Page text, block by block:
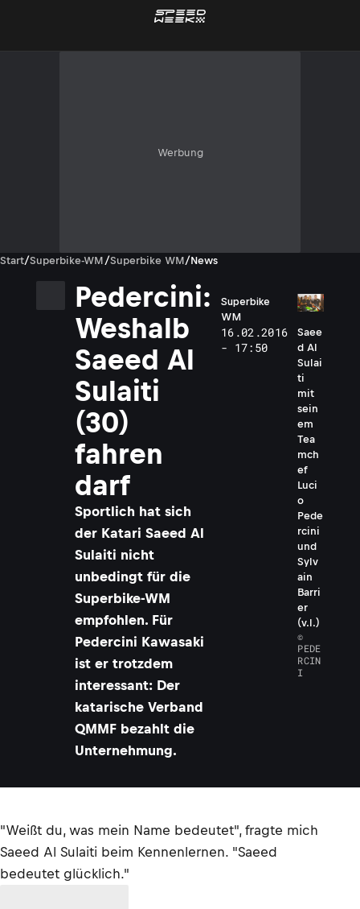
Werbung
Start/Superbike-WM /Superbike WM/News
Pedercini:
Weshalb
Saeed Al
Sulaiti
(30)
fahren
darf
Sportlich hat sich
der Katari Saeed Al
Sulaiti nicht
unbedingt für die
Superbike-WM
empfohlen. Für
Pedercini Kawasaki
ist er trotzdem
interessant: Der
katarische Verband
QMMF bezahlt die
Unternehmung.
Superbike
WM
16.02.2016
- 17:50
Saee
d Al
Sulai
ti
mit
sein
em
Tea
mch
ef
Luci
o
Pede
rcini
und
Sylv
ain
Barri
er
(v.l.)
©
PEDE
RCIN
I
"Weißt du, was mein Name bedeutet", fragte mich
Saeed Al Sulaiti beim Kennenlernen. "Saeed
bedeutet glücklich."